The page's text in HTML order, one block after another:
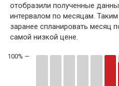
отобразили полученные
интервалом по месяцам.
заранее спланировать месяц
самой низкой цене.